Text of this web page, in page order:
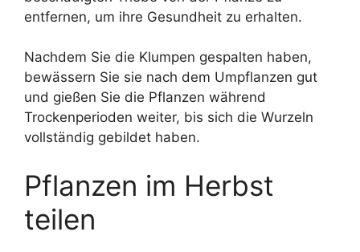
entfernen, um ihre Gesundheit zu erhalten.
Nachdem Sie die Klumpen gespalten haben,
bewässern Sie sie nach dem Umpflanzen gut
und gießen Sie die Pflanzen während
Trockenperioden weiter, bis sich die Wurzeln
vollständig gebildet haben.
Pflanzen im Herbst
teilen